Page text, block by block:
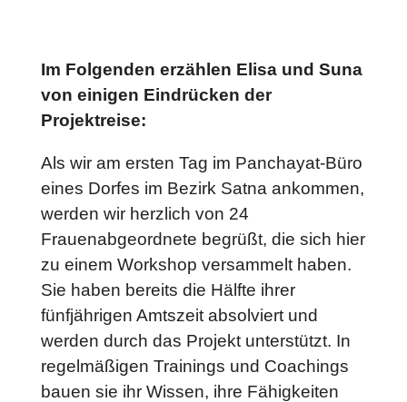
Im Folgenden erzählen Elisa und Suna
von einigen Eindrücken der
Projektreise:
Als wir am ersten Tag im Panchayat-Büro
eines Dorfes im Bezirk Satna ankommen,
werden wir herzlich von 24
Frauenabgeordnete begrüßt, die sich hier
zu einem Workshop versammelt haben.
Sie haben bereits die Hälfte ihrer
fünfjährigen Amtszeit absolviert und
werden durch das Projekt unterstützt. In
regelmäßigen Trainings und Coachings
bauen sie ihr Wissen, ihre Fähigkeiten